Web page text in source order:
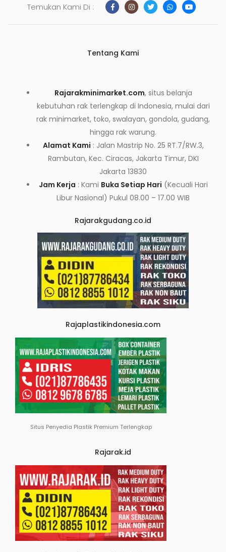
Temukan Kami Di :
Tentang Kami
Rajarakminimarket.com, situs belanja
kebutuhan rak terlengkap di Indonesia, mulai dari
rak minimarket, toko, swalayan, gondola, gudang,
hingga rak warung.
Alamat Kami : Jalan Mastrip No. 25 RT.7/RW.3,
Rambutan, Kec. Ciracas, Jakarta Timur, DKI
Jakarta 13830
Jam Kerja : Kami Buka Setiap Hari (Kecuali Hari
Libur Nasional) Pukul 08.00 – 17.00 WIB
Rajarakgudang.co.id
Rajaplastikindonesia.com
Situs Penyedia Plastik Premium Terlengkap
Rajarak.id